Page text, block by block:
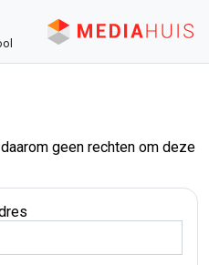
geen rechten om deze